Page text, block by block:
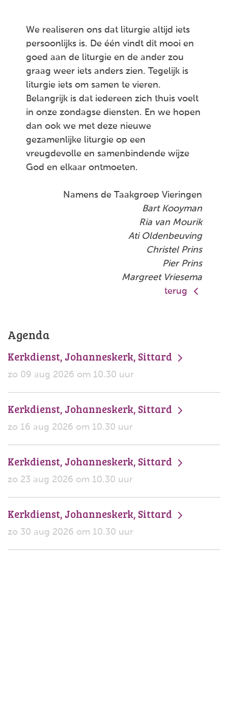
We realiseren ons dat liturgie altijd iets
persoonlijks is. De één vindt dit mooi en
goed aan de liturgie en de ander zou
graag weer iets anders zien. Tegelijk is
liturgie iets om samen te vieren.
Belangrijk is dat iedereen zich thuis voelt
in onze zondagse diensten. En we hopen
dan ook we met deze nieuwe
gezamenlijke liturgie op een
vreugdevolle en samenbindende wijze
God en elkaar ontmoeten.
Namens de Taakgroep Vieringen
Bart Kooyman
Ria van Mourik
Ati Oldenbeuving
Christel Prins
Pier Prins
Margreet Vriesema
terug
Agenda
Kerkdienst, Johanneskerk, Sittard
zo 09 aug 2026 om 10.30 uur
Kerkdienst, Johanneskerk, Sittard
zo 16 aug 2026 om 10.30 uur
Kerkdienst, Johanneskerk, Sittard
zo 23 aug 2026 om 10.30 uur
Kerkdienst, Johanneskerk, Sittard
zo 30 aug 2026 om 10.30 uur